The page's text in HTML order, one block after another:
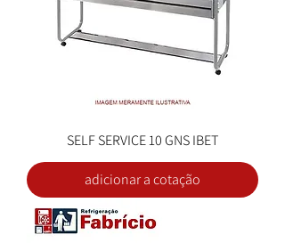
SELF SERVICE 10 GNS IBET
adicionar a cotação